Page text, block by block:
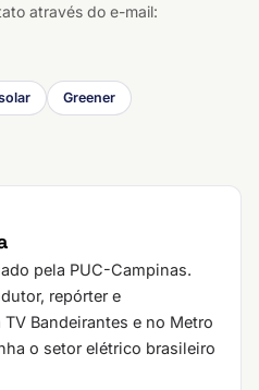
através do e-mail:
Greener
pela PUC-Campinas.
repórter e
Bandeirantes e no Metro
o setor elétrico brasileiro